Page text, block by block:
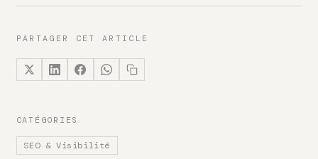
PARTAGER CET ARTICLE
CATÉGORIES
SEO & Visibilité